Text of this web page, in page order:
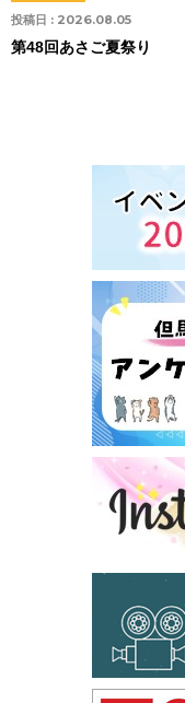
投稿日 : 2026.08.05
第48回あさご夏祭り